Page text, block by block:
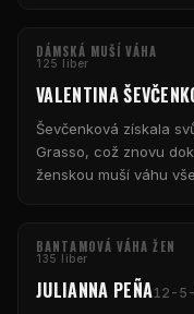
DÁMSKÁ MUŠÍ VÁHA
125 liber
VALENTINA
Ševčenková získala
Grasso, což znovu
ženskou muší váhu
BANTAMOVÁ VÁHA ŽEN
135 liber
JULIANNA PEÑA12-